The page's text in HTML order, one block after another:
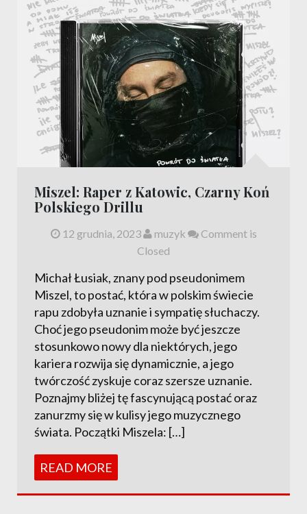
Miszel: Raper z Katowic, Czarny Koń
Polskiego Drillu
12 grudnia, 2023 muzyk
Comment is
Closed
Michał Łusiak, znany pod pseudonimem
Miszel, to postać, która w polskim świecie
rapu zdobyła uznanie i sympatię słuchaczy.
Choć jego pseudonim może być jeszcze
stosunkowo nowy dla niektórych, jego
kariera rozwija się dynamicznie, a jego
twórczość zyskuje coraz szersze uznanie.
Poznajmy bliżej tę fascynującą postać oraz
zanurzmy się w kulisy jego muzycznego
świata. Początki Miszela: […]
READ MORE